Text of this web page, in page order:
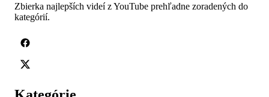
Zbierka najlepších videí z YouTube prehľadne zoradených do
kategórií.